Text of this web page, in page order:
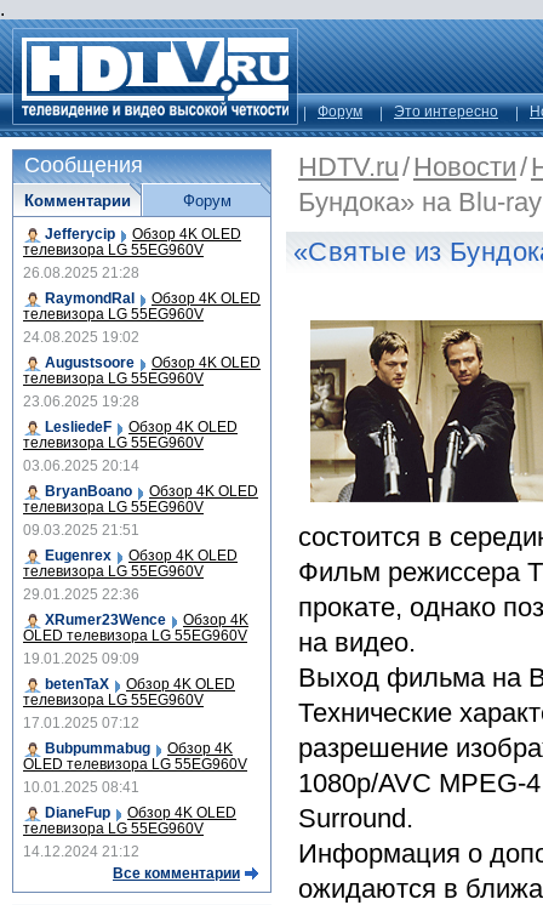
.
Форум Это интересно
HDTV.ru/Новости/
Бундока» на Blu-ray
«Святые из
состоится в
Фильм режиссера
прокате, однако
на видео.
Выход фильма на
Технические
разрешение
1080p/AVC MPEG-
Surround.
Информация о
ожидаются в
Сообщения
Комментарии
Jefferycip Обзор 4K OLED
телевизора LG 55EG960V
26.08.2025 21:28
RaymondRal
Обзор 4K OLED
телевизора LG 55EG960V
24.08.2025 19:02
Augustsoore
Обзор 4K OLED
телевизора LG 55EG960V
23.06.2025 19:28
LesliedeF
Обзор 4K OLED
телевизора LG 55EG960V
03.06.2025 20:14
BryanBoano
Обзор 4K OLED
телевизора LG 55EG960V
09.03.2025 21:51
Eugenrex
Обзор 4K OLED
телевизора LG 55EG960V
29.01.2025 22:36
XRumer23Wence
Обзор 4K
OLED телевизора LG 55EG960V
19.01.2025 09:09
betenTaX
Обзор 4K OLED
телевизора LG 55EG960V
17.01.2025 07:12
Bubpummabug
Обзор 4K
OLED телевизора LG 55EG960V
10.01.2025 08:41
DianeFup
Обзор 4K OLED
телевизора LG 55EG960V
14.12.2024 21:12
Все комментарии
Форум